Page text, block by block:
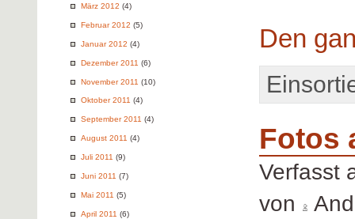
März 2012 (4)
Februar 2012 (5)
Januar 2012 (4)
Dezember 2011 (6)
November 2011 (10)
Oktober 2011 (4)
September 2011 (4)
August 2011 (4)
Juli 2011 (9)
Juni 2011 (7)
Mai 2011 (5)
April 2011 (6)
Den
Fotos
Verfasst
von